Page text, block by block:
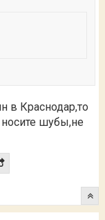
в Краснодар,то
носите шубы,не